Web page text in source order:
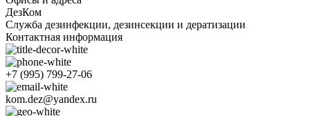
ДезКом
Служба дезинфекции, дезинсекции и дератизации
Контактная информация
+7 (995) 799-27-06
kom.dez@yandex.ru